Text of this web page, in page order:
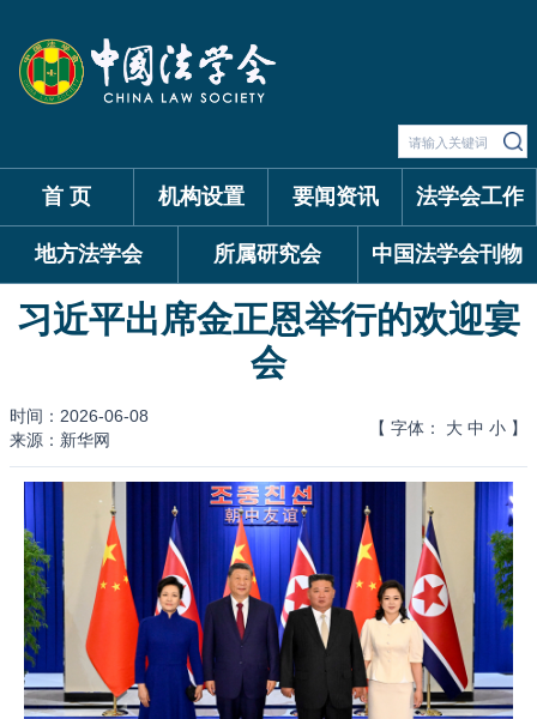
首 页 机构设置 要闻资讯 法学会工作
地方法学会 所属研究会 中国法学会刊物
习近平出席金正恩举行的欢迎宴
会
时间：2026-06-08
来源：新华网
【 字体： 大 中 小 】